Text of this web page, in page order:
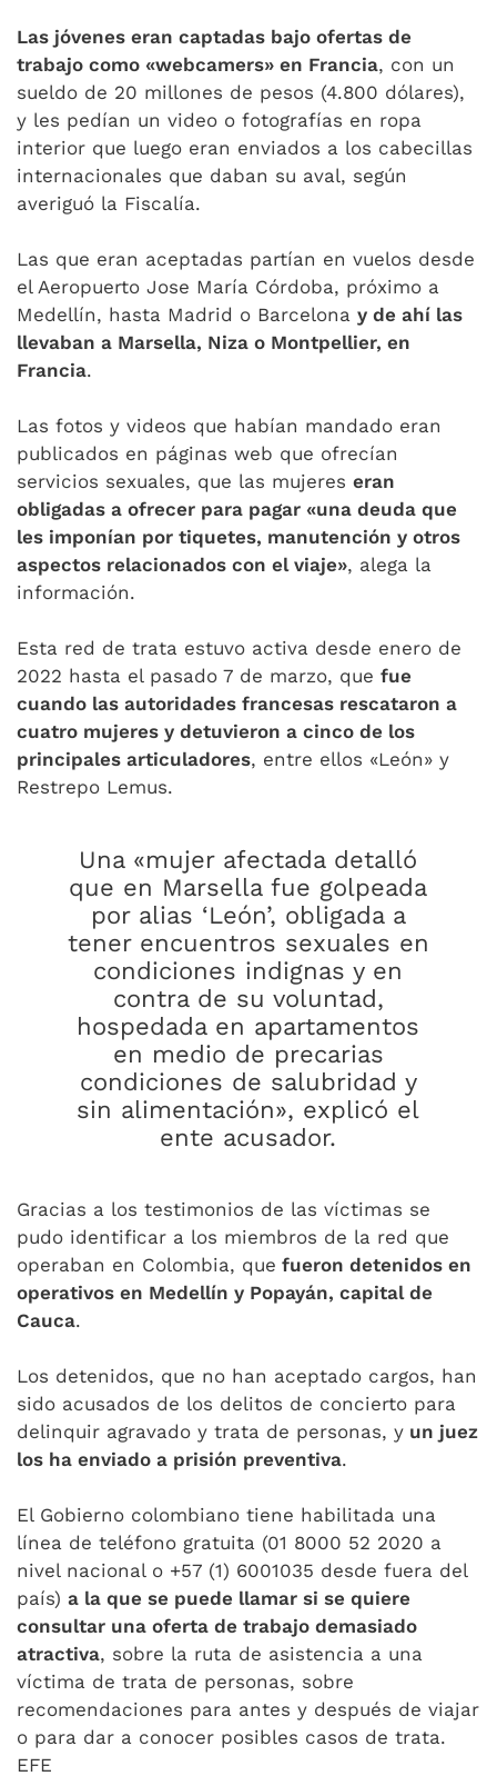
Las jóvenes eran captadas bajo ofertas de
trabajo como «webcamers» en Francia, con un
sueldo de 20 millones de pesos (4.800 dólares),
y les pedían un video o fotografías en ropa
interior que luego eran enviados a los cabecillas
internacionales que daban su aval, según
averiguó la Fiscalía.
Las que eran aceptadas partían en vuelos desde
el Aeropuerto Jose María Córdoba, próximo a
Medellín, hasta Madrid o Barcelona y de ahí las
llevaban a Marsella, Niza o Montpellier, en
Francia.
Las fotos y videos que habían mandado eran
publicados en páginas web que ofrecían
servicios sexuales, que las mujeres eran
obligadas a ofrecer para pagar «una deuda que
les imponían por tiquetes, manutención y otros
aspectos relacionados con el viaje», alega la
información.
Esta red de trata estuvo activa desde enero de
2022 hasta el pasado 7 de marzo, que fue
cuando las autoridades francesas rescataron a
cuatro mujeres y detuvieron a cinco de los
principales articuladores, entre ellos «León» y
Restrepo Lemus.
Una «mujer afectada detalló
que en Marsella fue golpeada
por alias ‘León’, obligada a
tener encuentros sexuales en
condiciones indignas y en
contra de su voluntad,
hospedada en apartamentos
en medio de precarias
condiciones de salubridad y
sin alimentación», explicó el
ente acusador.
Gracias a los testimonios de las víctimas se
pudo identificar a los miembros de la red que
operaban en Colombia, que fueron detenidos en
operativos en Medellín y Popayán, capital de
Cauca.
Los detenidos, que no han aceptado cargos, han
sido acusados de los delitos de concierto para
delinquir agravado y trata de personas, y un juez
los ha enviado a prisión preventiva.
El Gobierno colombiano tiene habilitada una
línea de teléfono gratuita (01 8000 52 2020 a
nivel nacional o +57 (1) 6001035 desde fuera del
país) a la que se puede llamar si se quiere
consultar una oferta de trabajo demasiado
atractiva, sobre la ruta de asistencia a una
víctima de trata de personas, sobre
recomendaciones para antes y después de viajar
o para dar a conocer posibles casos de trata.
EFE